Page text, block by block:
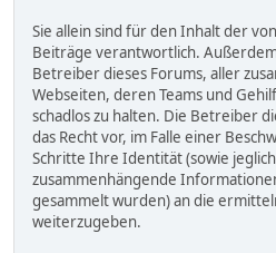
Sie allein sind für den Inhalt der
Beiträge verantwortlich.
Betreiber dieses Forums, aller
Webseiten, deren Teams und
schadlos zu halten. Die Betreiber
das Recht vor, im Falle einer
Schritte Ihre Identität (sowie
zusammenhängende
gesammelt wurden) an die
weiterzugeben.